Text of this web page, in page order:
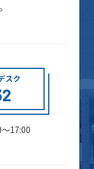
スク
17:00